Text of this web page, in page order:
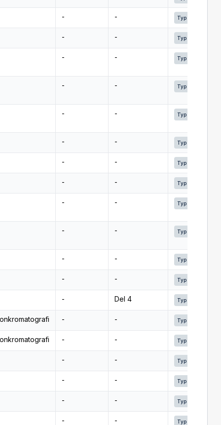
- - Typ 2
- - Typ 2
- - Typ 2
- - Typ 2
- - Typ 2
- - Typ 2
- - Typ 2
- - Typ 2
- - Typ 2
- - Typ 2
- - Typ 2
- - Typ 2
- Del 4 Typ 2
- - Typ 2
- - Typ 2
- - Typ 2
- - Typ 2
- - Typ 2
- - Typ 2